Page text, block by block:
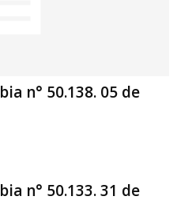
n° 50.138. 05 de
n° 50.133. 31 de